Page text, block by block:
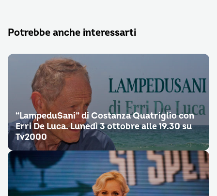
Potrebbe anche interessarti
“LampeduSani” di Costanza Quatriglio con
Erri De Luca. Lunedì 3 ottobre alle 19.30 su
Tv2000